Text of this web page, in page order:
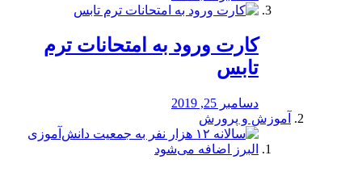
کارت ورود به امتحانات ترم
تابس
دسامبر 25, 2019
آموزش و پرورش